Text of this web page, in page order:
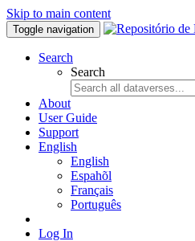
Skip to main content
Toggle navigation
Search
Search
About
User Guide
Support
English
English
Espahõl
Français
Português
Log In